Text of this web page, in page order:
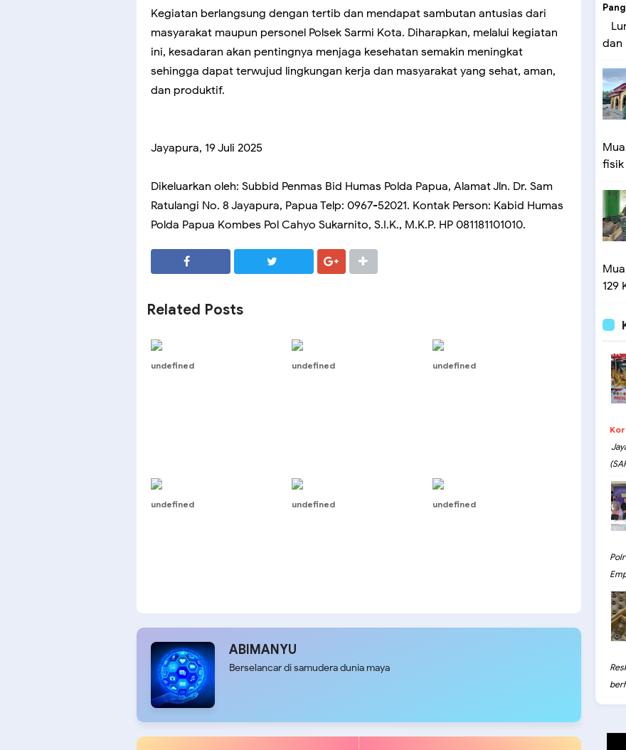
Kegiatan berlangsung dengan tertib dan mendapat sambutan antusias dari
masyarakat maupun personel Polsek Sarmi Kota. Diharapkan, melalui kegiatan
ini, kesadaran akan pentingnya menjaga kesehatan semakin meningkat
sehingga dapat terwujud lingkungan kerja dan masyarakat yang sehat, aman,
dan produktif.
Jayapura, 19 Juli 2025
Dikeluarkan oleh: Subbid Penmas Bid Humas Polda Papua, Alamat Jln. Dr. Sam
Ratulangi No. 8 Jayapura, Papua Telp: 0967-52021. Kontak Person: Kabid Humas
Polda Papua Kombes Pol Cahyo Sukarnito, S.I.K., M.K.P. HP 081181101010.
Related Posts
undefined undefined undefined
undefined undefined undefined
ABIMANYU
Berselancar di samudera dunia maya
dan
fisik
129